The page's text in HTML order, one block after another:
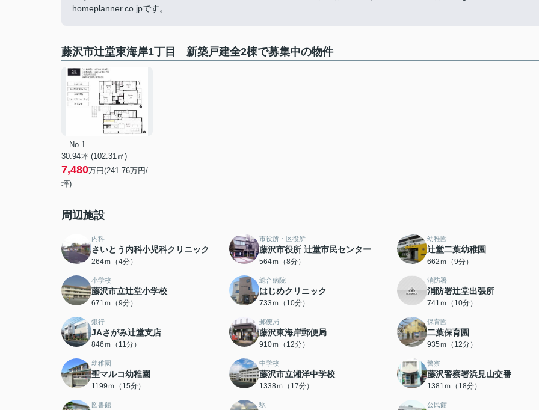
homeplanner.co.jpです。
藤沢市辻堂東海岸1丁目 新築戸建全2棟で募集中の物件
No.1
30.94坪 (102.31㎡)
7,480万円(241.76万円/
坪)
周辺施設
内科
さいとう内科小児科クリニック
264ｍ（4分）
市役所・区役所
藤沢市役所 辻堂市民センター
564ｍ（8分）
幼稚園
辻堂二葉幼稚園
662ｍ（9分）
小学校
藤沢市立辻堂小学校
671ｍ（9分）
総合病院
はじめクリニック
733ｍ（10分）
消防署
消防署辻堂出張所
741ｍ（10分）
銀行
JAさがみ辻堂支店
846ｍ（11分）
郵便局
藤沢東海岸郵便局
910ｍ（12分）
保育園
二葉保育園
935ｍ（12分）
幼稚園
聖マルコ幼稚園
1199ｍ（15分）
中学校
藤沢市立湘洋中学校
1338ｍ（17分）
警察
藤沢警察署浜見山交番
1381ｍ（18分）
図書館 駅 公民館